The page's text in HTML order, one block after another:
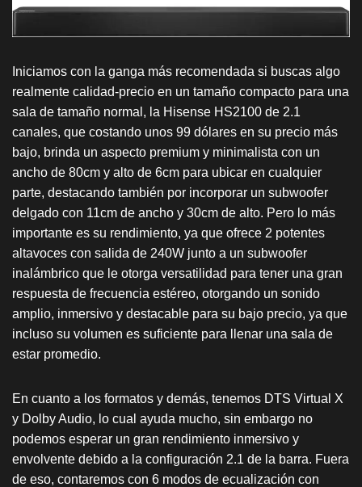
Iniciamos con la ganga más recomendada si buscas algo
realmente calidad-precio en un tamaño compacto para una
sala de tamaño normal, la Hisense HS2100 de 2.1
canales, que costando unos 99 dólares en su precio más
bajo, brinda un aspecto premium y minimalista con un
ancho de 80cm y alto de 6cm para ubicar en cualquier
parte, destacando también por incorporar un subwoofer
delgado con 11cm de ancho y 30cm de alto. Pero lo más
importante es su rendimiento, ya que ofrece 2 potentes
altavoces con salida de 240W junto a un subwoofer
inalámbrico que le otorga versatilidad para tener una gran
respuesta de frecuencia estéreo, otorgando un sonido
amplio, inmersivo y destacable para su bajo precio, ya que
incluso su volumen es suficiente para llenar una sala de
estar promedio.
En cuanto a los formatos y demás, tenemos DTS Virtual X
y Dolby Audio, lo cual ayuda mucho, sin embargo no
podemos esperar un gran rendimiento inmersivo y
envolvente debido a la configuración 2.1 de la barra. Fuera
de eso, contaremos con 6 modos de ecualización con